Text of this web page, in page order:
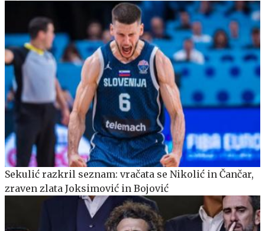
Sekulić razkril seznam: vračata se Nikolić in Čančar,
zraven zlata Joksimović in Bojović